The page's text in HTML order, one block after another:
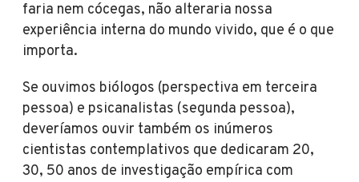
faria nem cócegas, não alteraria nossa
experiência interna do mundo vivido, que é o que
importa.
Se ouvimos biólogos (perspectiva em terceira
pessoa) e psicanalistas (segunda pessoa),
deveríamos ouvir também os inúmeros
cientistas contemplativos que dedicaram 20,
30, 50 anos de investigação empírica com